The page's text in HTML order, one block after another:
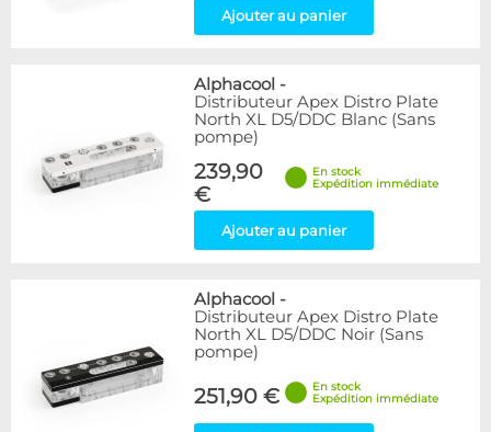
Ajouter au panier
Alphacool -
Distributeur Apex Distro Plate
North XL D5/DDC Blanc (Sans
pompe)
239,90
€
En stock
Expédition immédiate
Ajouter au panier
Alphacool -
Distributeur Apex Distro Plate
North XL D5/DDC Noir (Sans
pompe)
251,90 €
En stock
Expédition immédiate